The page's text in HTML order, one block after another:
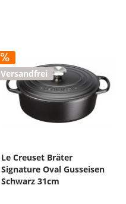
Versandfrei
Le Creuset Bräter
Signature Oval Gusseisen
Schwarz 31cm